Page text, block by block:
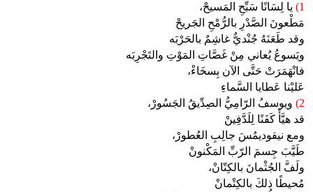
1)
يا لِسَانًا سَبِّحِ المَسيحْ،
مَطْعونَ الصَّدْرِ بالرُّمْحِ الجَريحْ
وقد طَعَنَهُ جُنْديٌّ غاشِمٌ بالحَرْبَه
ويَسوعُ يُعاني مِنْ غَصَّاتِ المَوْتِ والتَجْرِبَه
فانْهَمَرَتْ حَتَّى الآن بِسخَاءْ،
عَليْنا عَطايا السَّماءِ
2)
ويوسفُ الرّامِيُّ الصِدِّيقُ الجَسُورْ،
قد هيَّأَ كَفَنًا لِلَدَّفِينْ
ومع نيقوديمُسَ جالِبِ العُطورْ،
طَيَّبَ جِسمَ الرّبِّ المَكْنونْ
ولَفَّ الجُثْمانَ بالكِتّانْ،
مُحيطًا ذلكَ بالكِتْمانْ